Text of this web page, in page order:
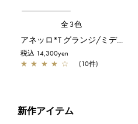
全3色
アネッロ*T グランジ/ミディアム/シャンパンゴールド
税込 14,300yen
★ ★ ★ ★ ☆ (10件)
新作アイテム